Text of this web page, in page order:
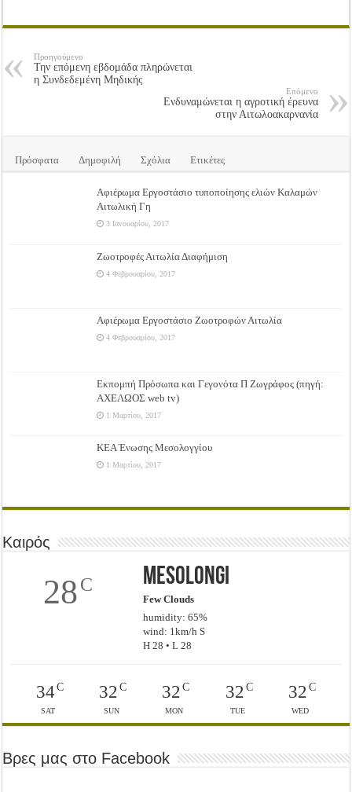
Προηγούμενο
Την επόμενη εβδομάδα πληρώνεται
η Συνδεδεμένη Μηδικής
Επόμενο
Ενδυναμώνεται η αγροτική έρευνα
στην Αιτωλοακαρνανία
Πρόσφατα Δημοφιλή Σχόλια Ετικέτες
Αφιέρωμα Εργοστάσιο τυποποίησης ελιών Καλαμών
Αιτωλική Γη
3 Ιανουαρίου, 2017
Ζωοτροφές Αιτωλία Διαφήμιση
4 Φεβρουαρίου, 2017
Αφιέρωμα Εργοστάσιο Ζωοτροφών Αιτωλία
4 Φεβρουαρίου, 2017
Εκπομπή Πρόσωπα και Γεγονότα Π Ζωγράφος (πηγή:
ΑΧΕΛΩΟΣ web tv)
1 Μαρτίου, 2017
ΚΕΑ Ένωσης Μεσολογγίου
1 Μαρτίου, 2017
Καιρός
28C Mesolongi
Few Clouds
humidity: 65%
wind: 1km/h S
H 28 • L 28
34C
SAT
32C
SUN
32 C
MON
32C
TUE
32C
WED
Βρες μας στο Facebook